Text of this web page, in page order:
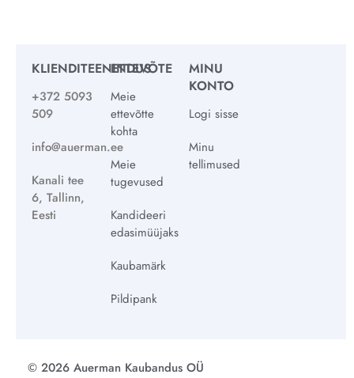
KLIENDITEENINDUS
+372 5093
509
info@auerman.ee
Kanali tee
6, Tallinn,
Eesti
ETTEVÕTE
Meie
ettevõtte
kohta
Meie
tugevused
Kandideeri
edasimüüjaks
Kaubamärk
Pildipank
MINU
KONTO
Logi sisse
Minu
tellimused
© 2026 Auerman Kaubandus OÜ